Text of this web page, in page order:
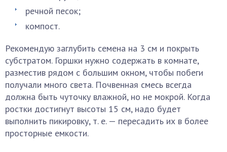
речной песок;
компост.
Рекомендую заглубить семена на 3 см и покрыть
субстратом. Горшки нужно содержать в комнате,
разместив рядом с большим окном, чтобы побеги
получали много света. Почвенная смесь всегда
должна быть чуточку влажной, но не мокрой. Когда
ростки достигнут высоты 15 см, надо будет
выполнить пикировку, т. е. — пересадить их в более
просторные емкости.